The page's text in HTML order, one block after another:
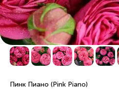
Пинк Пиано (Pink Piano)